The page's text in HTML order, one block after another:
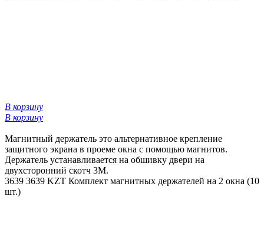
В корзину
В корзину
Магнитный держатель это альтернативное крепление
защитного экрана в проеме окна с помощью магнитов.
Держатель устанавливается на обшивку двери на
двухсторонний скотч 3М.
3639 3639 KZT Комплект магнитных держателей на 2 окна (10
шт.)